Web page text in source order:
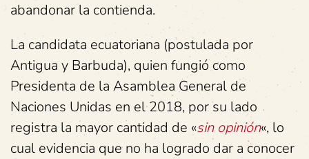
abandonar la contienda.
La candidata ecuatoriana (postulada por
Antigua y Barbuda), quien fungió como
Presidenta de la Asamblea General de
Naciones Unidas en el 2018, por su lado
registra la mayor cantidad de «sin opinión«, lo
cual evidencia que no ha logrado dar a conocer